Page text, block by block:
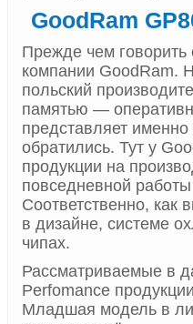
GoodRam
Прежде чем
компании GoodRam.
польский
памятью —
представляет
обратились. Тут у
продукции на
повседневной
Соответственно,
в дизайне, системе
чипах.
Рассматриваемые в
Perfomance
Младшая модель в